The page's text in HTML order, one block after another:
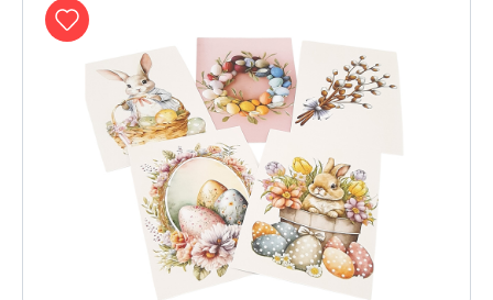
О керамике
Оплата и доставка
Контакты
Подарочные карты
Новинки
+7 (495) 680-44-95 /
+7 (495) 680-92-00
Написать нам в Телеграм